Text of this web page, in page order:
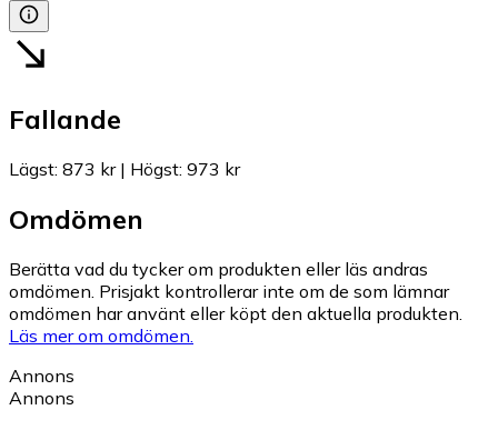
Fallande
Lägst: 873 kr| Högst: 973 kr
Omdömen
Berätta vad du tycker om produkten eller läs andras
omdömen. Prisjakt kontrollerar inte om de som lämnar
omdömen har använt eller köpt den aktuella produkten.
Läs mer om omdömen.
Annons
Annons